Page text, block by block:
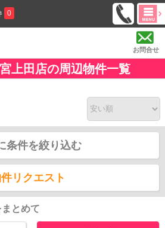
0
お問合せ
上田店の周辺物件一覧
条件を絞り込む
リクエスト
とめて